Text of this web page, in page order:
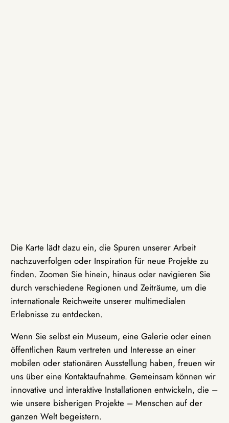
Die Karte lädt dazu ein, die Spuren unserer Arbeit
nachzuverfolgen oder Inspiration für neue Projekte zu
finden. Zoomen Sie hinein, hinaus oder navigieren Sie
durch verschiedene Regionen und Zeiträume, um die
internationale Reichweite unserer multimedialen
Erlebnisse zu entdecken.
Wenn Sie selbst ein Museum, eine Galerie oder einen
öffentlichen Raum vertreten und Interesse an einer
mobilen oder stationären Ausstellung haben, freuen wir
uns über eine Kontaktaufnahme. Gemeinsam können wir
innovative und interaktive Installationen entwickeln, die –
wie unsere bisherigen Projekte – Menschen auf der
ganzen Welt begeistern.